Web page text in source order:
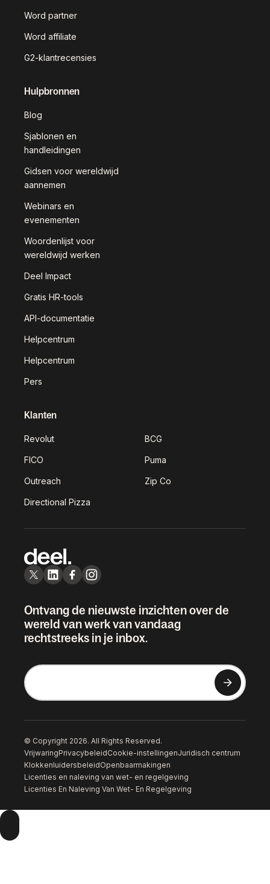
Word partner
Word affiliate
G2-klantrecensies
Hulpbronnen
Blog
Sjablonen en
handleidingen
Gidsen voor wereldwijd
aannemen
Webinars en
evenementen
Woordenlijst voor
wereldwijd werken
Deel Impact
Gratis HR-tools
API-documentatie
Helpcentrum
Helpcentrum
Pers
Klanten
Revolut BCG
FICO Puma
Outreach Zip Co
Directional Pizza
Ontvang de nieuwste inzichten over de
wereld van werk van vandaag
rechtstreeks in je inbox.
© Copyright 2026. All Rights Reserved.
VrijwaringPrivacybeleidCookie-instellingenJuridisch centrum
KlokkenluidersbeleidOpenbaarmakingen
Licenties en naleving van wet- en regelgeving
Licenties En Naleving Van Wet- En Regelgeving